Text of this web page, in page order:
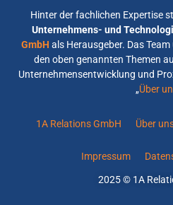
Hinter der fachlichen Expertise
Unternehmens- und
GmbH als Herausgeber. Das
den oben genannten Themen
Unternehmensentwicklung und
„Über
1A Relations GmbH Über
Impressum
2025 © 1A